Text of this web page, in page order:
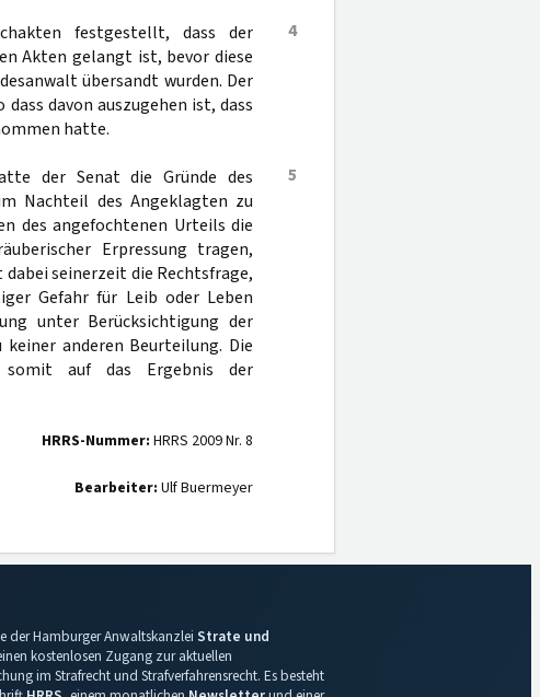
4
festgestellt, dass der
Akten gelangt ist, bevor diese
übersandt wurden. Der
davon auszugehen ist, dass
hatte.
5
der Senat die Gründe des
Nachteil des Angeklagten zu
des angefochtenen Urteils die
Erpressung tragen,
seinerzeit die Rechtsfrage,
Gefahr für Leib oder Leben
unter Berücksichtigung der
anderen Beurteilung. Die
somit auf das Ergebnis der
HRRS-Nummer: HRRS 2009 Nr. 8
Bearbeiter: Ulf Buermeyer
der Hamburger Anwaltskanzlei Strate und
kostenlosen Zugang zur aktuellen
im Strafrecht und Strafverfahrensrecht. Es besteht